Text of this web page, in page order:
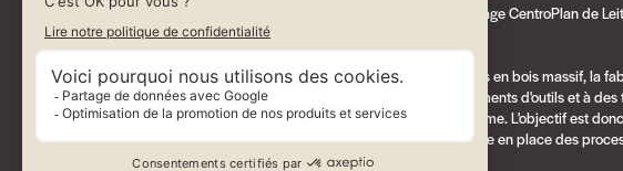
Les contrastes appartiennent au passé - le nouveau porte-outil de rabotage CentroPlan de
termes de coûts.
Les processus de rabotage, par exemple dans la production de meubles en bois massif, la
élevées aux outils et aux machines. Cela conduit souvent à des changements d'outils et à
l'efficacité, mais augmente également les coûts de production à long terme. L'objectif est
Les systèmes de rabotage conventionnels permettent rarement de mettre en place des
porte-outil CentroPlan.